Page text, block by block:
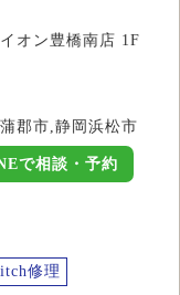
オン豊橋南店 1F
郡市,静岡浜松市
で相談・予約
修理